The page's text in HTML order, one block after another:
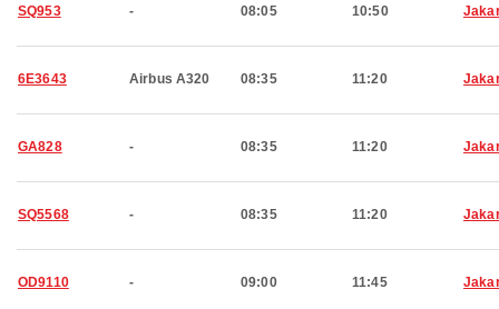
SQ953 - 08:05 10:50
6E3643 Airbus A320 08:35 11:20
GA828 - 08:35 11:20
SQ5568 - 08:35 11:20
OD9110 - 09:00 11:45